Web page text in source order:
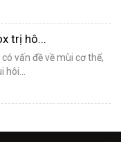
trị hô...
vấn đề về mùi cơ thể,
hôi...